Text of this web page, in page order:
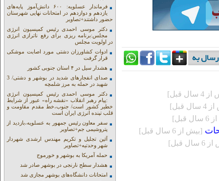
قبل]
قبل]
[بيش از 6 سال قبل]
قبل]
فرماندار عسلویه: ۶۰۰ دانش‌آموز پایه‌های
یازدهم و دوازدهم در امتحانات نهایی شهرستان
حضور داشتند+تصاویر
دکتر موسی احمدی رئیس کمیسیون انرژی
مجلس:برنامه ریزی برای رفع ناترازی انرژی
در اولویت مجلس
ادوات کشاورزان دشتی مورد اصابت موشکی
قرار گرفت
هشدار سیل در ۴ استان جنوبی کشور
صدای انفجارهای شدید در بوشهر و دشتی/ 3
شهید در حمله به مرز شلمچه
دکتر موسی احمدی رئیس کمیسیون انرژی
:پیام رهبر انقلاب «نقشه راه» عبور از شرایط
خطیر کشور است/ جنوب،خط مقدم مقاومت و
قلب تپنده انرژی ایران است
سفر معاون رئیس جمهور به عسلویه،بازدید از
پتروشیمی جم+تصاویر
آئین تجلیل و تکریم مهندس ارشدی شهردار
شهر وحدتیه+تصاویر
حمله آمریکا به بوشهر و خورموج
هشدار سطح نارنجی در بوشهر صادر شد
امتحانات دانشگاه‌های بوشهر مجازی شد